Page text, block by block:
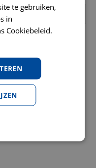
te gebruiken,
in
Cookiebeleid.